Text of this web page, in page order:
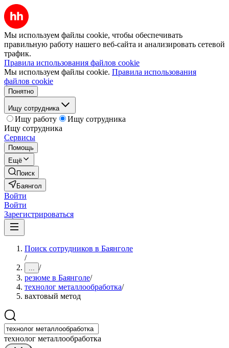
Мы используем файлы cookie, чтобы обеспечивать
правильную работу нашего веб-сайта и анализировать сетевой
трафик.
Правила использования файлов cookie
Мы используем файлы cookie. Правила использования
файлов cookie
Понятно
Ищу сотрудника
Ищу работу
Ищу сотрудника
Ищу сотрудника
Сервисы
Помощь
Ещё
Поиск
Баянгол
Войти
Войти
Зарегистрироваться
Поиск сотрудников в Баянголе
/
... /
резюме в Баянголе/
технолог металлообработка/
вахтовый метод
технолог металлообработка